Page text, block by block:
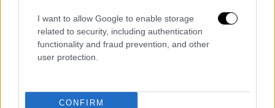
I want to allow Google to enable storage
related to security, including authentication
functionality and fraud prevention, and other
user protection.
CONFIRM